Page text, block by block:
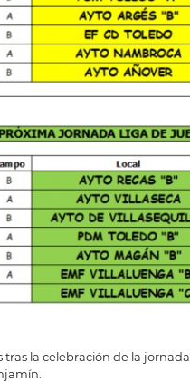
tras la celebración de la